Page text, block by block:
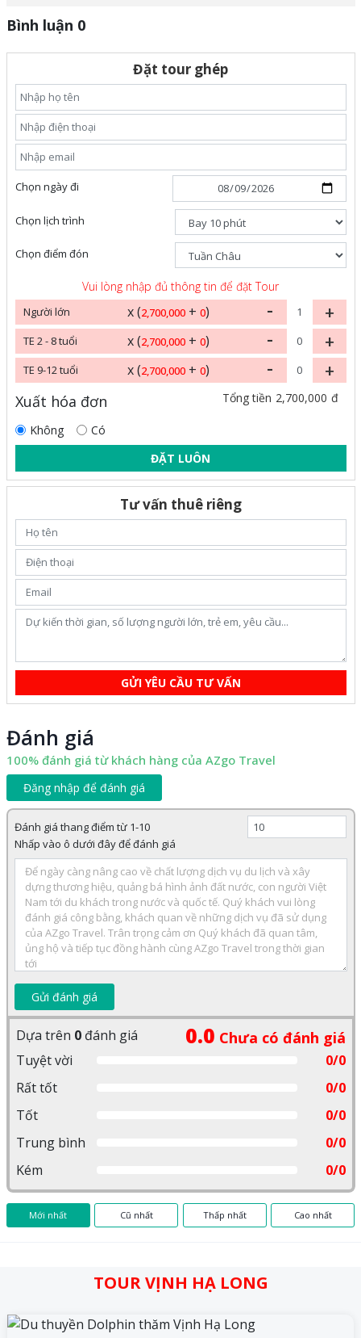
Bình luận 0
Đặt tour ghép
Chọn ngày đi
Chọn lịch trình
Chọn điểm đón
Vui lòng nhập đủ thông tin để đặt Tour
Người lớn x (2,700,000+ 0) - +
TE 2 - 8 tuổi x (2,700,000+ 0) - +
TE 9-12 tuổi x (2,700,000+ 0) - +
Tổng tiền 2,700,000 đ
Xuất hóa đơn
Không
Có
ĐẶT LUÔN
Tư vấn thuê riêng
GỬI YÊU CẦU TƯ VẤN
Đánh giá
100% đánh giá từ khách hàng của AZgo Travel
Đăng nhập để đánh giá
Đánh giá thang điểm từ 1-10
Nhấp vào ô dưới đây để đánh giá
Gửi đánh giá
Dựa trên 0đánh giá 0.0 Chưa có đánh giá
Tuyệt vời
0/0
Rất tốt
0/0
Tốt
0/0
Trung bình
0/0
Kém
0/0
Mới nhất Cũ nhất Thấp nhất Cao nhất
TOUR VỊNH HẠ LONG